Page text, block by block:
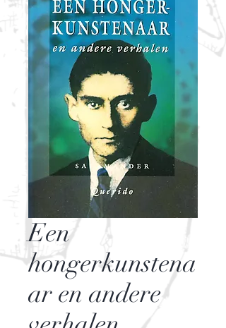
Een
hongerkunstena
ar en andere